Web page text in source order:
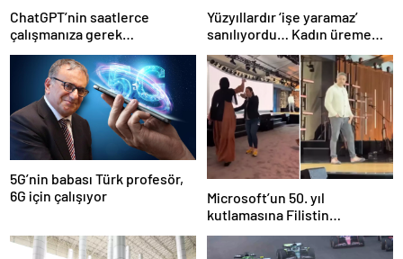
ChatGPT’nin saatlerce
çalışmanıza gerek
bırakmayan yeni ücretsiz
aracı… Nasıl etkinleştirilir?
Yüzyıllardır ‘işe yaramaz’
sanılıyordu… Kadın üreme
sisteminde kilit rol
oynayabilir
5G’nin babası Türk profesör,
6G için çalışıyor
Microsoft’un 50. yıl
kutlamasına Filistin
protestosu damga vurdu:
Elinizde kan var